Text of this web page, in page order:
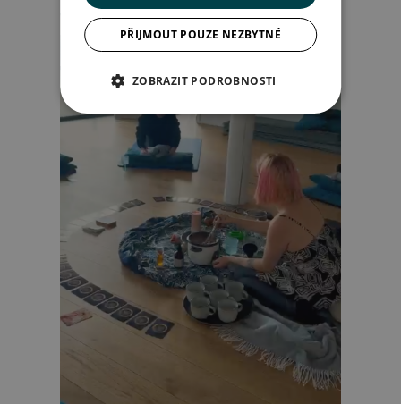
PŘIJMOUT POUZE NEZBYTNÉ
ZOBRAZIT PODROBNOSTI